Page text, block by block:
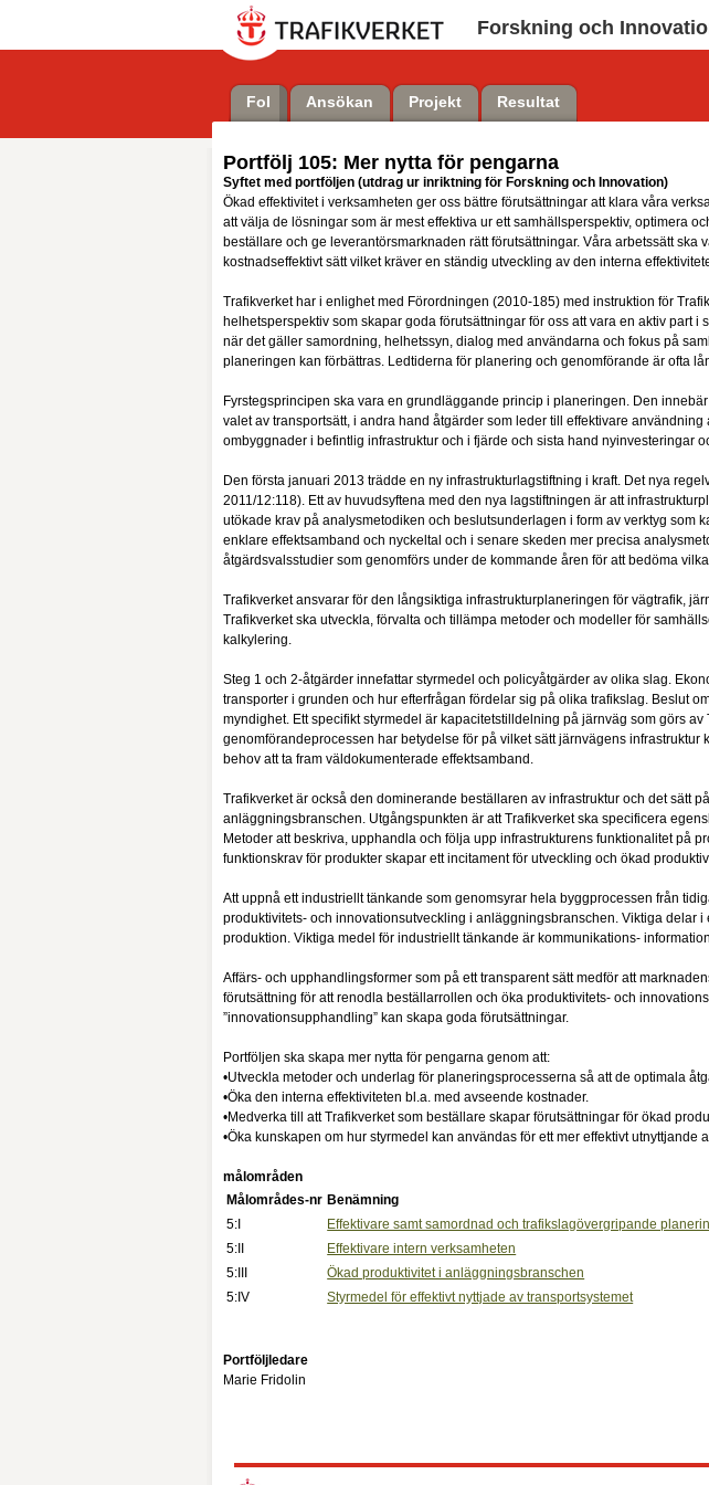
Forskning och
FoI Ansökan Projekt Resultat
Portfölj 105: Mer nytta för pengarna
Syftet med portföljen (utdrag ur inriktning för Forskning och Innovation)
Ökad effektivitet i verksamheten ger oss bättre förutsättningar att klara våra
att välja de lösningar som är mest effektiva ur ett samhällsperspektiv, optimera
beställare och ge leverantörsmarknaden rätt förutsättningar. Våra arbetssätt
kostnadseffektivt sätt vilket kräver en ständig utveckling av den interna
Trafikverket har i enlighet med Förordningen (2010-185) med instruktion för
helhetsperspektiv som skapar goda förutsättningar för oss att vara en aktiv
när det gäller samordning, helhetssyn, dialog med användarna och fokus på
planeringen kan förbättras. Ledtiderna för planering och genomförande är ofta
Fyrstegsprincipen ska vara en grundläggande princip i planeringen. Den
valet av transportsätt, i andra hand åtgärder som leder till effektivare
ombyggnader i befintlig infrastruktur och i fjärde och sista hand nyinvesteringar
Den första januari 2013 trädde en ny infrastrukturlagstiftning i kraft. Det nya
2011/12:118). Ett av huvudsyftena med den nya lagstiftningen är att
utökade krav på analysmetodiken och beslutsunderlagen i form av verktyg
enklare effektsamband och nyckeltal och i senare skeden mer precisa
åtgärdsvalsstudier som genomförs under de kommande åren för att bedöma
Trafikverket ansvarar för den långsiktiga infrastrukturplaneringen för vägtrafik,
Trafikverket ska utveckla, förvalta och tillämpa metoder och modeller för
kalkylering.
Steg 1 och 2-åtgärder innefattar styrmedel och policyåtgärder av olika slag.
transporter i grunden och hur efterfrågan fördelar sig på olika trafikslag. Beslut
myndighet. Ett specifikt styrmedel är kapacitetstilldelning på järnväg som görs
genomförandeprocessen har betydelse för på vilket sätt järnvägens
behov att ta fram väldokumenterade effektsamband.
Trafikverket är också den dominerande beställaren av infrastruktur och det sätt
anläggningsbranschen. Utgångspunkten är att Trafikverket ska specificera
Metoder att beskriva, upphandla och följa upp infrastrukturens funktionalitet på
funktionskrav för produkter skapar ett incitament för utveckling och ökad
Att uppnå ett industriellt tänkande som genomsyrar hela byggprocessen från
produktivitets- och innovationsutveckling i anläggningsbranschen. Viktiga delar
produktion. Viktiga medel för industriellt tänkande är kommunikations-
Affärs- och upphandlingsformer som på ett transparent sätt medför att
förutsättning för att renodla beställarrollen och öka produktivitets- och
”innovationsupphandling” kan skapa goda förutsättningar.
Portföljen ska skapa mer nytta för pengarna genom att:
•Utveckla metoder och underlag för planeringsprocesserna så att de optimala
•Öka den interna effektiviteten bl.a. med avseende kostnader.
•Medverka till att Trafikverket som beställare skapar förutsättningar för ökad
•Öka kunskapen om hur styrmedel kan användas för ett mer effektivt utnyttjande
målområden
Målområdes-nr Benämning
5:I
Effektivare samt samordnad och trafikslagövergripande
5:II
Effektivare intern verksamheten
5:III
Ökad produktivitet i anläggningsbranschen
5:IV
Styrmedel för effektivt nyttjade av transportsystemet
Portföljledare
Marie Fridolin